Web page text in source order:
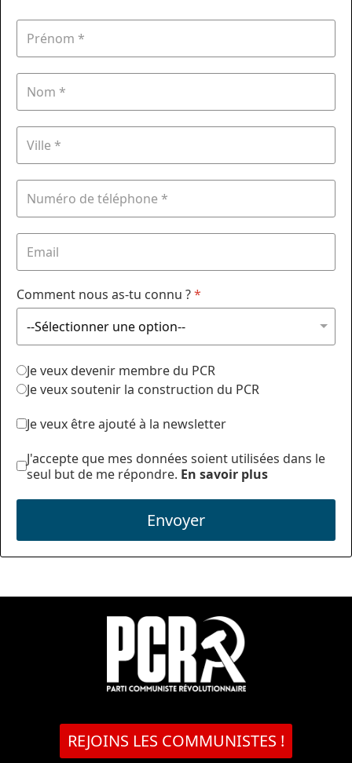
Comment nous as-tu connu ?*
Je veux devenir membre du PCR
Je veux soutenir la construction du PCR
Je veux être ajouté à la newsletter
J'accepte que mes données soient utilisées dans le
seul but de me répondre. En savoir plus
Envoyer
REJOINS LES COMMUNISTES !